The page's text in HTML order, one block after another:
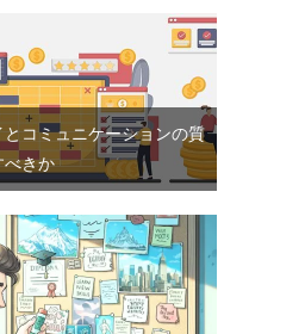
コミュニケーションの質
べきか